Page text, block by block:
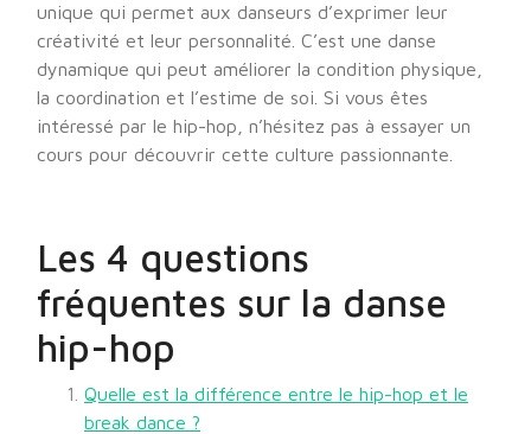
unique qui permet aux danseurs d’exprimer leur
créativité et leur personnalité. C’est une danse
dynamique qui peut améliorer la condition physique,
la coordination et l’estime de soi. Si vous êtes
intéressé par le hip-hop, n’hésitez pas à essayer un
cours pour découvrir cette culture passionnante.
Les 4 questions
fréquentes sur la danse
hip-hop
Quelle est la différence entre le hip-hop et le
break dance ?